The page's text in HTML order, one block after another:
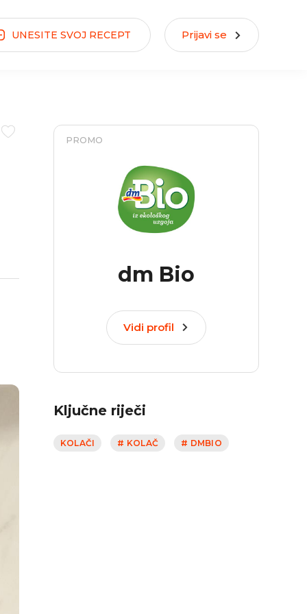
UNESITE SVOJ RECEPT Prijavi se
PROMO
dm Bio
Vidi profil
Ključne riječi
KOLAČI # KOLAČ # DMBIO